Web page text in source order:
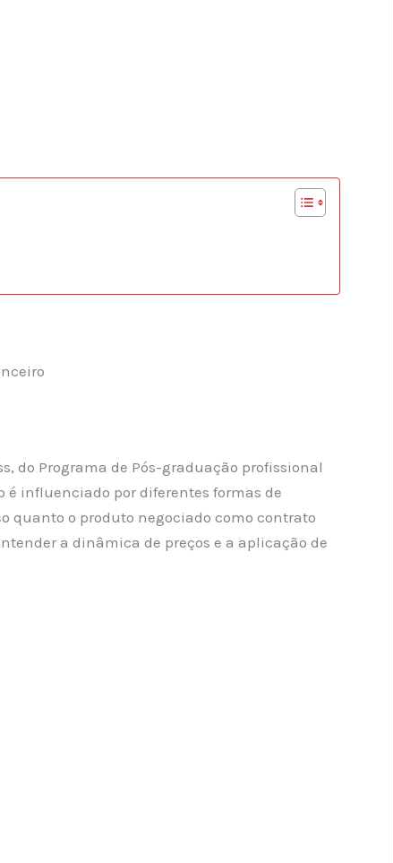
do Programa de Pós-graduação profissional
é influenciado por diferentes formas de
quanto o produto negociado como contrato
a dinâmica de preços e a aplicação de